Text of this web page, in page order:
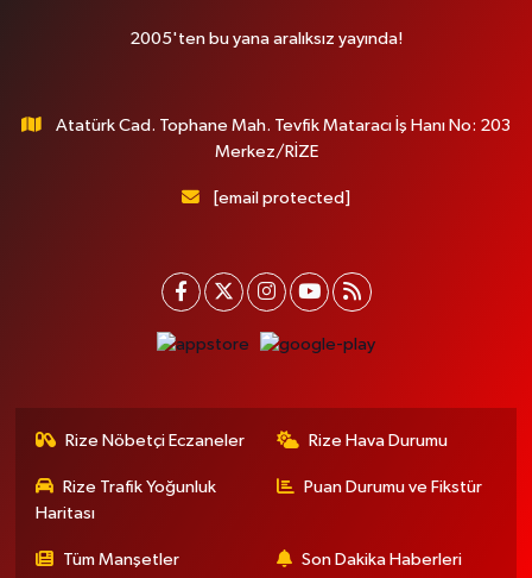
2005'ten bu yana aralıksız yayında!
Atatürk Cad. Tophane Mah. Tevfik Mataracı İş Hanı No: 203
Merkez/RİZE
[email protected]
Rize Nöbetçi Eczaneler Rize Hava Durumu
Rize Trafik Yoğunluk
Haritası
Puan Durumu ve Fikstür
Tüm Manşetler Son Dakika Haberleri